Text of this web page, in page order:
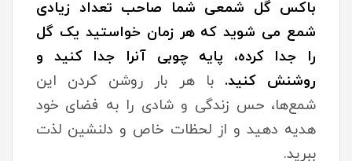
باکس گل شمعی شما صاحب تعداد زیادی
شمع می شوید که هر زمان خواستید یک گل
را جدا کرده، پایه چوبی آنرا جدا کنید و
روشنش کنید.با هر بار روشن کردن این
شمع‌ها، حس زندگی و شادی را به فضای خود
هدیه دهید و از لحظات خاص و دلنشین لذت
ببرید.